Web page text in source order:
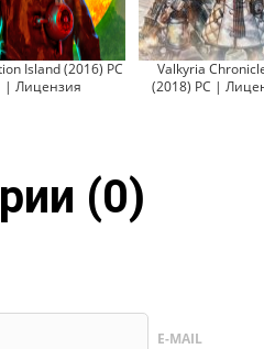
Island (2016) PC
| Лицензия
Valkyria
(2018) PC |
(0)
E-MAIL